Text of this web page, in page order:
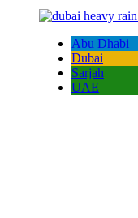
Abu Dhabi
Dubai
Sarjah
UAE